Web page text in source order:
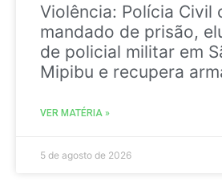
Violência: Polícia Civil
mandado de prisão,
de policial militar em
Mipibu e recupera
VER MATÉRIA »
5 de agosto de 2026